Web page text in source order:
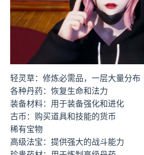
轻灵草：修炼必需品，一层大量分布
各种丹药：恢复生命和法力
装备材料：用于装备强化和进化
古币：购买道具和技能的货币
稀有宝物
高级法宝：提供强大的战斗能力